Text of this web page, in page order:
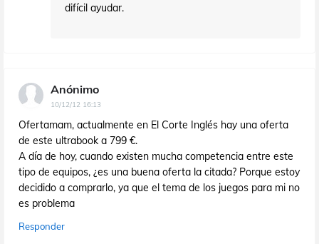
difícil ayudar.
Anónimo
10/12/12 16:13
Ofertamam, actualmente en El Corte Inglés hay una oferta
de este ultrabook a 799 €.
A día de hoy, cuando existen mucha competencia entre este
tipo de equipos, ¿es una buena oferta la citada? Porque estoy
decidido a comprarlo, ya que el tema de los juegos para mi no
es problema
Responder